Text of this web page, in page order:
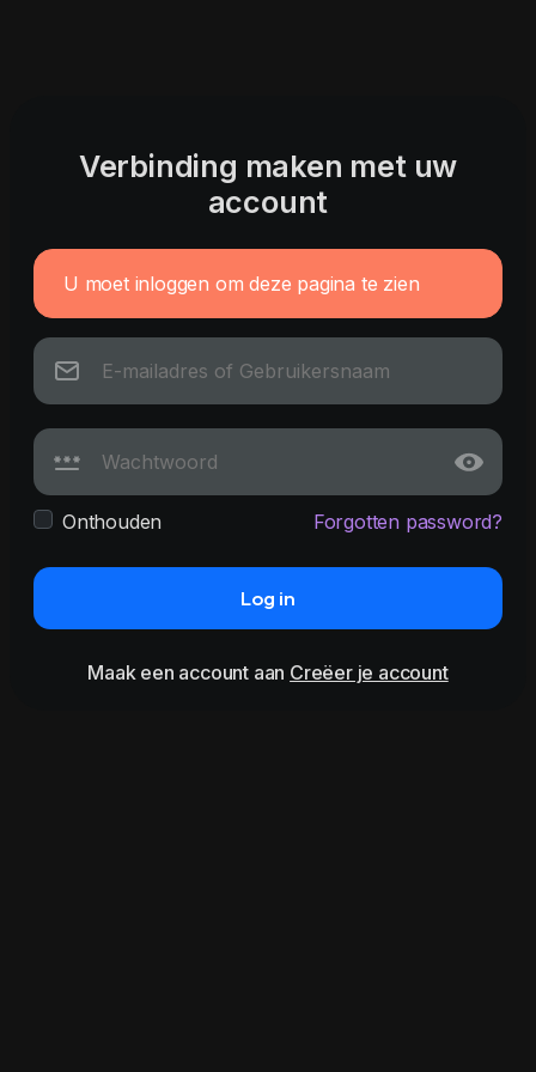
Verbinding maken met uw
account
U moet inloggen om deze pagina te zien
Onthouden Forgotten password?
Log in
Maak een account aan Creëer je account